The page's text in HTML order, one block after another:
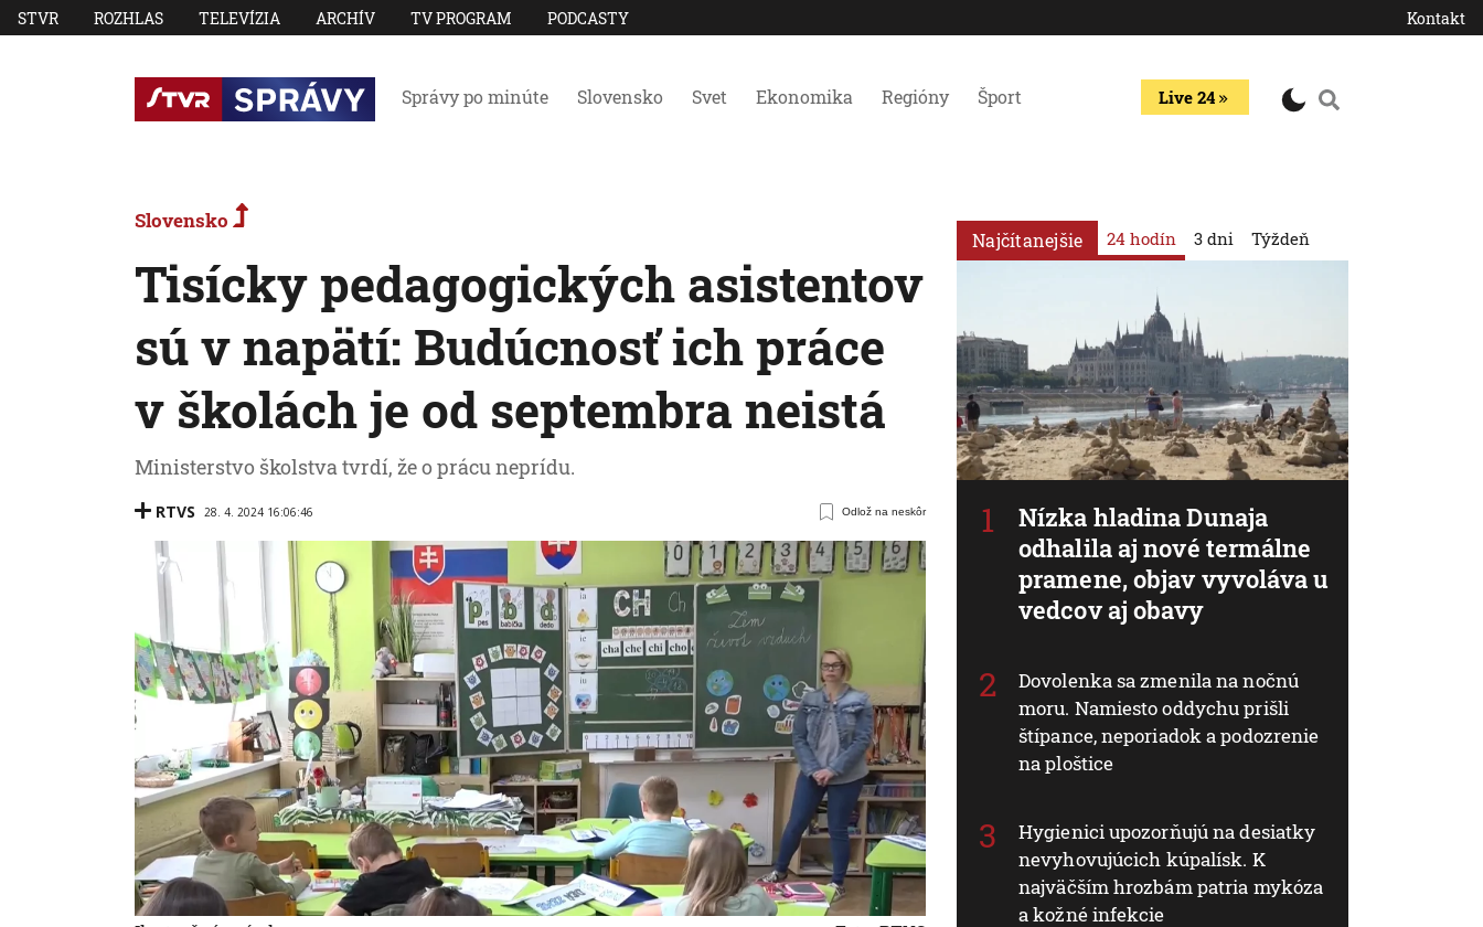
STVR ROZHLAS TELEVÍZIA ARCHÍV TV PROGRAM PODCASTY Kontakt
Správy po minúte Slovensko Svet Ekonomika Regióny Šport Live 24
Slovensko
Tisícky pedagogických asistentov
sú v napätí: Budúcnosť ich práce
v školách je od septembra neistá
Ministerstvo školstva tvrdí, že o prácu neprídu.
RTVS 28. 4. 2024 16:06:46 Odlož na neskôr
Najčítanejšie 24 hodín
Nízka hladina Dunaja
odhalila aj nové termálne
pramene, objav vyvoláva u
vedcov aj obavy
Dovolenka sa zmenila na nočnú
moru. Namiesto oddychu prišli
štípance, neporiadok a podozrenie
na ploštice
Hygienici upozorňujú na desiatky
nevyhovujúcich kúpalísk. K
najväčším hrozbám patria mykóza
a kožné infekcie
3 dni Týždeň